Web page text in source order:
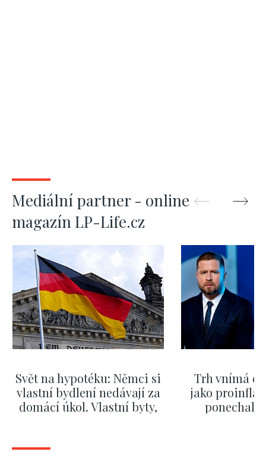
Mediální partner - online
magazín LP-Life.cz
Svět na hypotéku: Němci si
vlastní bydlení nedávají za
domácí úkol. Vlastní byty,
Trh vnímá
jako
ponechali